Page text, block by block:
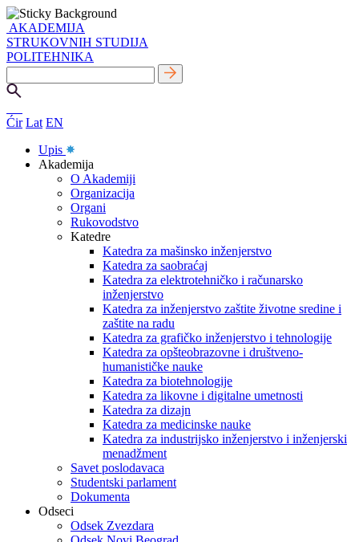
AKADEMIJA
STRUKOVNIH STUDIJA
POLITEHNIKA
Ćir Lat EN
Upis
Akademija
O Akademiji
Organizacija
Organi
Rukovodstvo
Katedre
Katedra za mašinsko inženjerstvo
Katedra za saobraćaj
Katedra za elektrotehničko i računarsko
inženjerstvo
Katedra za inženjerstvo zaštite životne sredine i
zaštite na radu
Katedra za grafičko inženjerstvo i tehnologije
Katedra za opšteobrazovne i društveno-
humanističke nauke
Katedra za biotehnologije
Katedra za likovne i digitalne umetnosti
Katedra za dizajn
Katedra za medicinske nauke
Katedra za industrijsko inženjerstvo i inženjerski
menadžment
Savet poslodavaca
Studentski parlament
Dokumenta
Odseci
Odsek Zvezdara